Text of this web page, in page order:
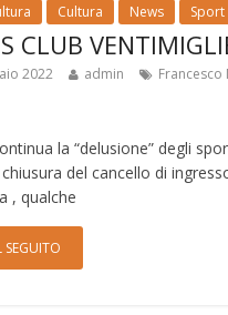
Cultura News Sport
CLUB
2022 admin Francesco
la “delusione” degli
del cancello di
, qualche
SEGUITO